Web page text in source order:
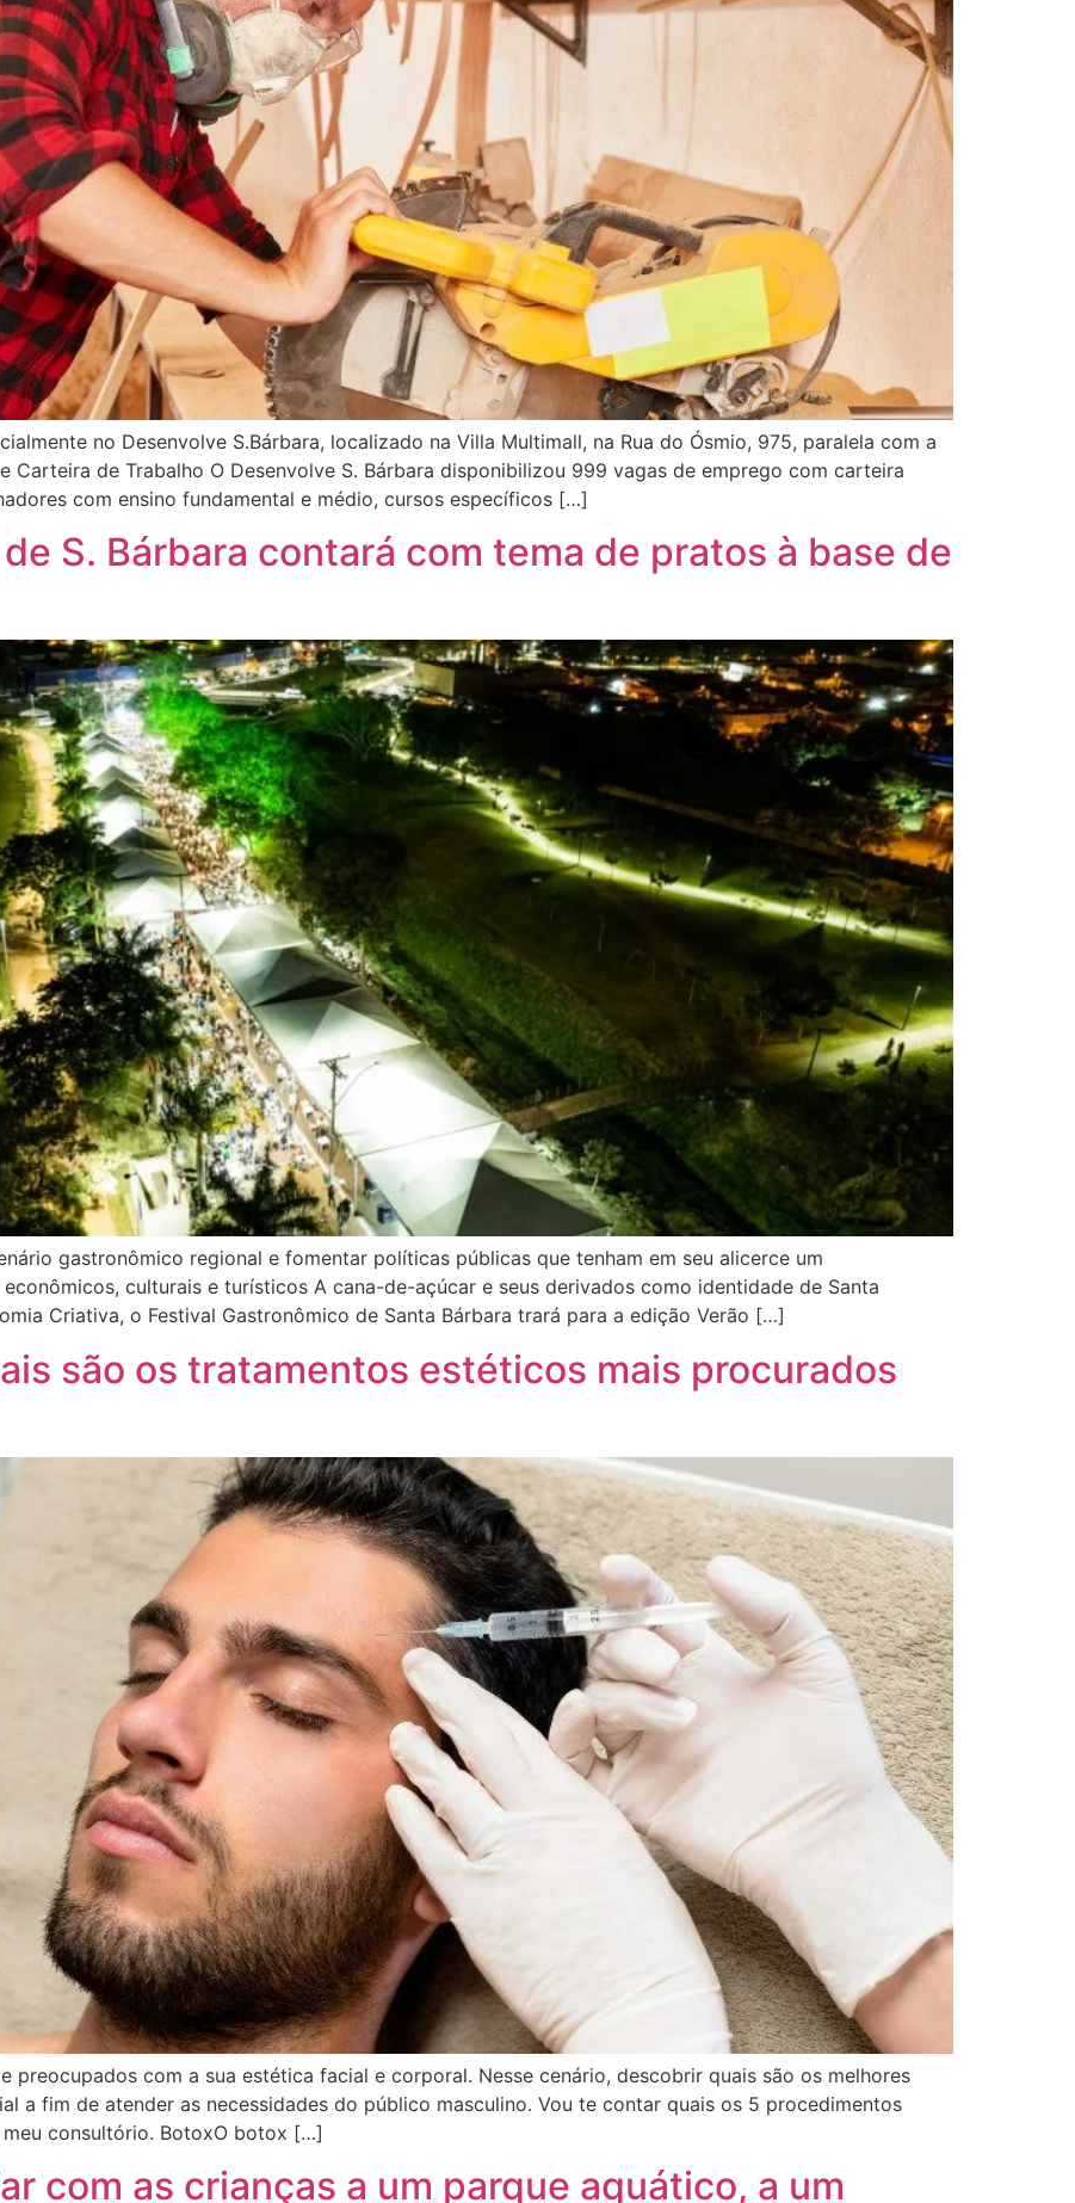
no Desenvolve S.Bárbara, localizado na Villa Multimall, na Rua do Ósmio, 975, paralela com a
Carteira de Trabalho O Desenvolve S. Bárbara disponibilizou 999 vagas de emprego com carteira
com ensino fundamental e médio, cursos específicos […]
S. Bárbara contará com tema de pratos à base de
gastronômico regional e fomentar políticas públicas que tenham em seu alicerce um
culturais e turísticos A cana-de-açúcar e seus derivados como identidade de Santa
Criativa, o Festival Gastronômico de Santa Bárbara trará para a edição Verão […]
são os tratamentos estéticos mais procurados
preocupados com a sua estética facial e corporal. Nesse cenário, descobrir quais são os melhores
a fim de atender as necessidades do público masculino. Vou te contar quais os 5 procedimentos
consultório. BotoxO botox […]
com as crianças a um parque aquático, a um